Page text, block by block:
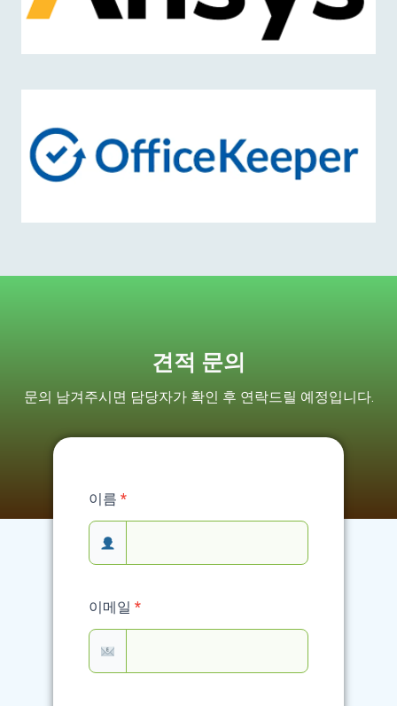
견적 문의
문의 남겨주시면 담당자가 확인 후 연락드릴 예정입니다.
Service
Contact
Form
이름 *
이메일 *